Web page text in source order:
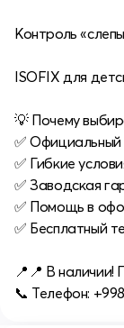
Контроль
ISOFIX для
💡 Почему
✅
✅ Гибкие
✅ Заводская
✅ Помощь в
✅ Бесплатный
📍📍 В наличии!
📞 Телефон: